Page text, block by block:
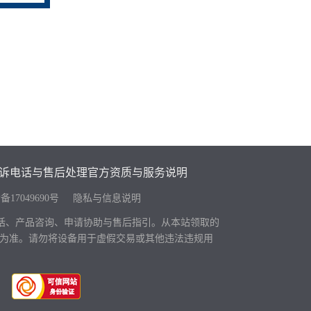
电话与售后处理官方资质与服务说明
17049690号 隐私与信息说明
产品咨询、申请协助与售后指引。从本站领取的
准。请勿将设备用于虚假交易或其他违法违规用